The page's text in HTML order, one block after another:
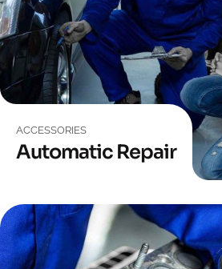
ACCESSORIES
Automatic Repair